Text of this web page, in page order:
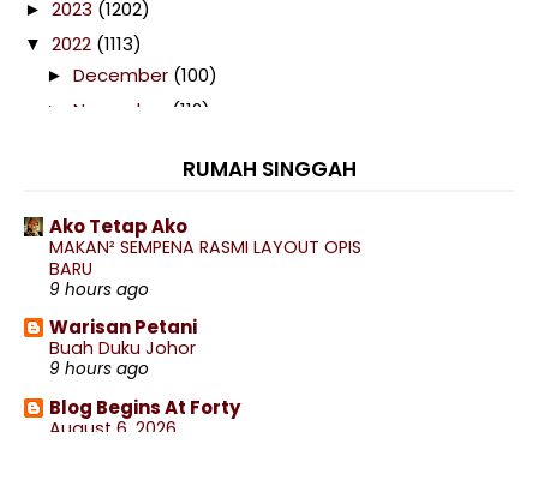
► 2023 (1202)
▼ 2022 (1113)
► December (100)
► November (112)
(103)
► August (74)
►July(102)
►June(40)
►May(76)
►April(121)
Telefilem Doktor Idaman
RUMAH SINGGAH
Ako Tetap Ako
MAKAN² SEMPENA RASMI LAYOUT OPIS
BARU
9 hours ago
Warisan Petani
Buah Duku Johor
9 hours ago
Blog Begins At Forty
August 6, 2026